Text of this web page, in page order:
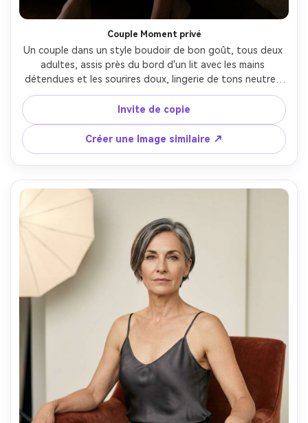
Couple Moment privé
Un couple dans un style boudoir de bon goût, tous deux
adultes, assis près du bord d'un lit avec les mains
détendues et les sourires doux, lingerie de tons neutres
et une chemise ouverte boutonnée, lampe de chevet
chaude et faible remplissage des fenêtres, Fujifilm GFX
100S, 63 mm f/2.8, composition taille-haut, humeur intime
et respectueuse, tons de peau réalistes, ombres
naturelles, finition éditoriale, éclairage cinématographique
doux-AR 4:5
Invite de copie
Créer une Image similaire ↗